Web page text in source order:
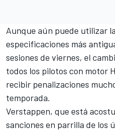
Aunque aún puede utilizar
especificaciones más
sesiones de viernes, el
todos los pilotos con motor
recibir penalizaciones
temporada.
Verstappen, que está
sanciones en parrilla de los